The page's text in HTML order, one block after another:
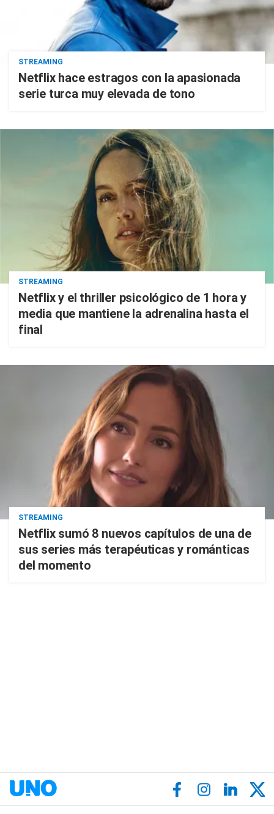
STREAMING
Netflix hace estragos con la apasionada
serie turca muy elevada de tono
STREAMING
Netflix y el thriller psicológico de 1 hora y
media que mantiene la adrenalina hasta el
final
STREAMING
Netflix sumó 8 nuevos capítulos de una de
sus series más terapéuticas y románticas
del momento